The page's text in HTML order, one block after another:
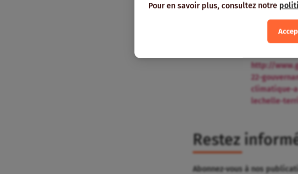
Pour en savoir plus, consultez notre
Marc Bloch,
et de
Laubin
projets
http://
22-
climatique-
lechelle-
Restez
Abonnez-vous à nos